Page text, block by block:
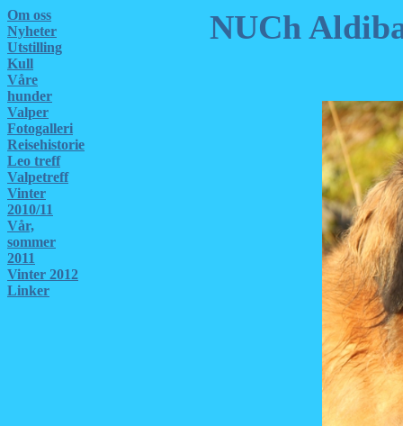
Om oss
Nyheter
Utstilling
Kull
Våre
hunder
Valper
Fotogalleri
Reisehistorie
Leo treff
Valpetreff
Vinter
2010/11
Vår,
sommer
2011
Vinter 2012
Linker
NUCh